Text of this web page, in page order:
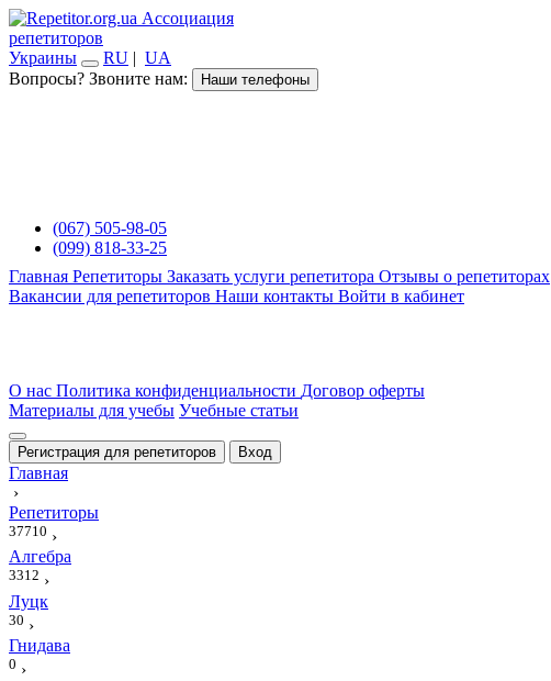
Ассоциация
репетиторов
Украины
RU | UA
Вопросы? Звоните нам:
Наши телефоны
(067) 505-98-05
(099) 818-33-25
Главная Репетиторы Заказать услуги репетитора Отзывы о репетиторах
Вакансии для репетиторов Наши контакты Войти в кабинет
О нас Политика конфиденциальности Договор оферты
Материалы для учебы Учебные статьи
Регистрация для репетиторов Вход
Главная
›
Репетиторы
37710 ›
Алгебра
3312 ›
Луцк
30 ›
Гнидава
0 ›